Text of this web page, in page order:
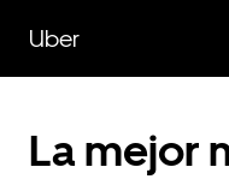
contenido
principal
Uber
La mejor